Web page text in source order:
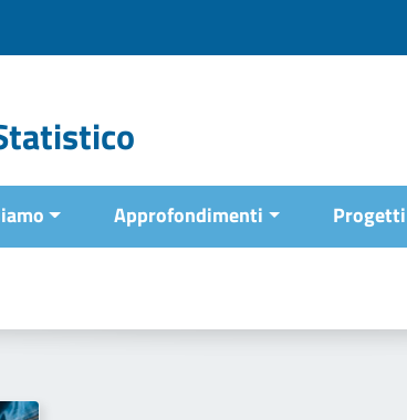
Approfondimenti Progetti